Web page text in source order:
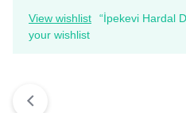
View wishlist
“İpekevi Hardal
your wishlist